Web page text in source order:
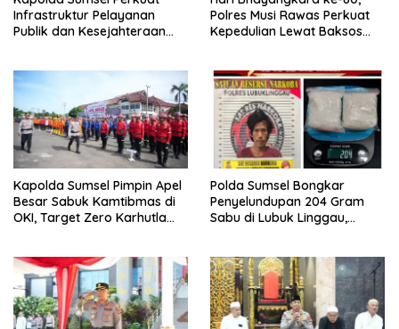
Infrastruktur Pelayanan
Publik dan Kesejahteraan
Polres Musi Rawas Perkuat
Kepedulian Lewat Baksos
Kapolda Sumsel Pimpin Apel
Besar Sabuk Kamtibmas di
OKI, Target Zero Karhutla
Polda Sumsel Bongkar
Penyelundupan 204 Gram
Sabu di Lubuk Linggau,